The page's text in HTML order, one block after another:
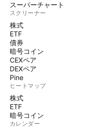
スーパーチャート
スクリーナー
株式
ETF
債券
暗号コイン
CEXペア
DEXペア
Pine
ヒートマップ
株式
ETF
暗号コイン
カレンダー